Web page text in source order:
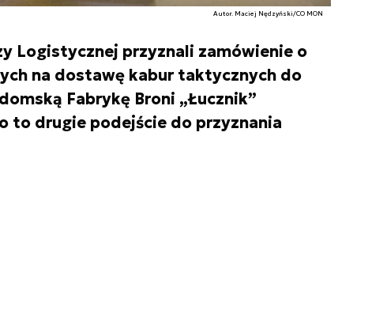
Autor. Maciej Nędzyński/CO MON
Logistycznej przyznali zamówienie o
na dostawę kabur taktycznych do
Fabrykę Broni „Łucznik”
to drugie podejście do przyznania